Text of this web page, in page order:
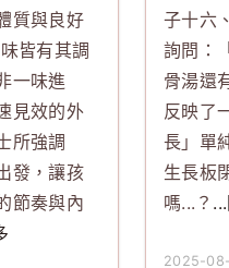
質與良好
皆有其調
一味進
見效的外
所強調
發，讓孩
節奏與內
子十六
詢問：
骨湯還
反映了
長」單
生長板
嗎...？
2025-